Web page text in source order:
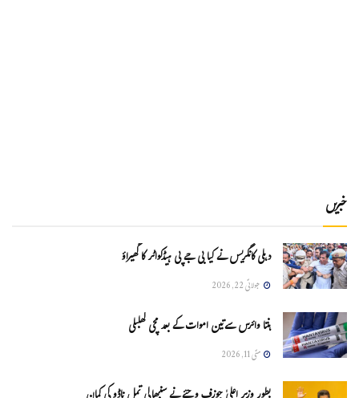
خبریں
دہلی کانگریس نے کیا بی جے پی ہیڈکواٹر کا گھیراؤ
جولائی 22, 2026
ہنتا وائرس سےتین اموات کے بعد مچی کھلبلی
مئی 11, 2026